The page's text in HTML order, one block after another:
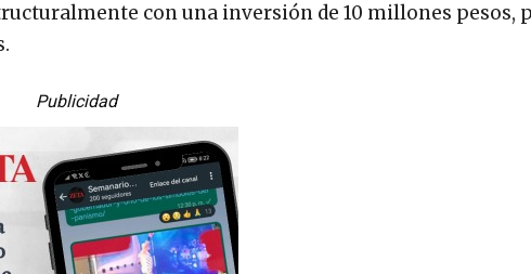
con una inversión de 10 millones pesos,
Publicidad